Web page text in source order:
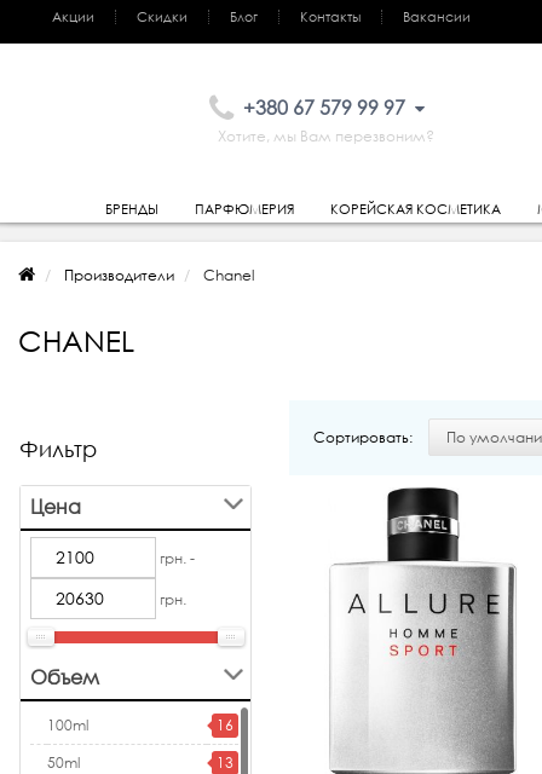
Акции Скидки Блог Контакты Вакансии
+380 67 579 99 97
Хотите, мы Вам перезвоним?
БРЕНДЫ ПАРФЮМЕРИЯ КОРЕЙСКАЯ КОСМЕТИКА
Производители Chanel
CHANEL
Фильтр
Цена
грн. -
грн.
Объем
100ml
16
50ml
13
Сортировать: